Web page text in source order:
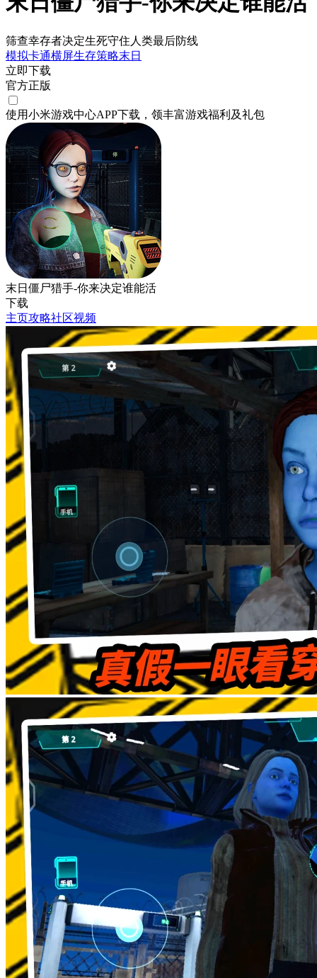
筛查幸存者决定生死守住人类最后防线
模拟卡通横屏生存策略末日
立即下载
官方正版
使用小米游戏中心APP下载 ，领丰富游戏福利 及礼包
末日僵尸猎手-你来决定谁能活
下载
主页攻略社区视频